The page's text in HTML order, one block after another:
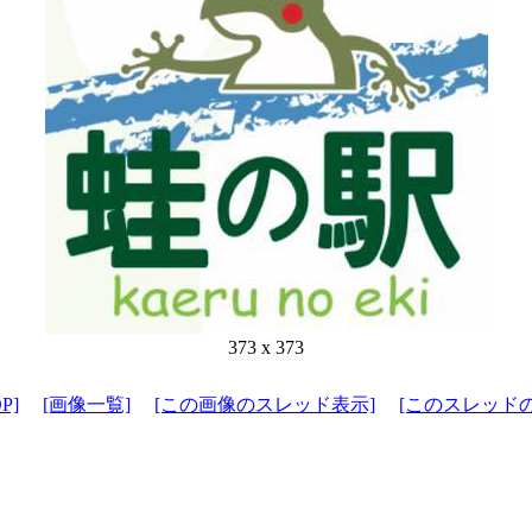
373 x 373
[画像一覧] [この画像のスレッド表示] [このスレッド